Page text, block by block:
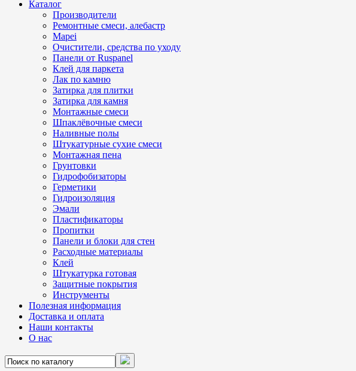
Каталог
Производители
Ремонтные смеси, алебастр
Mapei
Очистители, средства по уходу
Панели от Ruspanel
Клей для паркета
Лак по камню
Затирка для плитки
Затирка для камня
Монтажные смеси
Шпаклёвочные смеси
Наливные полы
Штукатурные сухие смеси
Монтажная пена
Грунтовки
Гидрофобизаторы
Герметики
Гидроизоляция
Эмали
Пластификаторы
Пропитки
Панели и блоки для стен
Расходные материалы
Клей
Штукатурка готовая
Защитные покрытия
Инструменты
Полезная информация
Доставка и оплата
Наши контакты
О нас